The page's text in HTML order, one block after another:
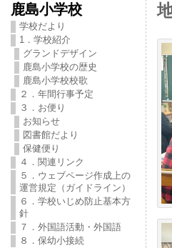
鹿島小学校
学校だより
1．学校紹介
グランドデザイン
鹿島小学校の歴史
鹿島小学校校歌
２．年間行事予定
３．お便り
お知らせ
図書館だより
保健便り
４．関連リンク
５．ウェブページ作成上の
運営規定（ガイドライン）
６．学校いじめ防止基本方
針
７．外国語活動・外国語
８．保幼小接続